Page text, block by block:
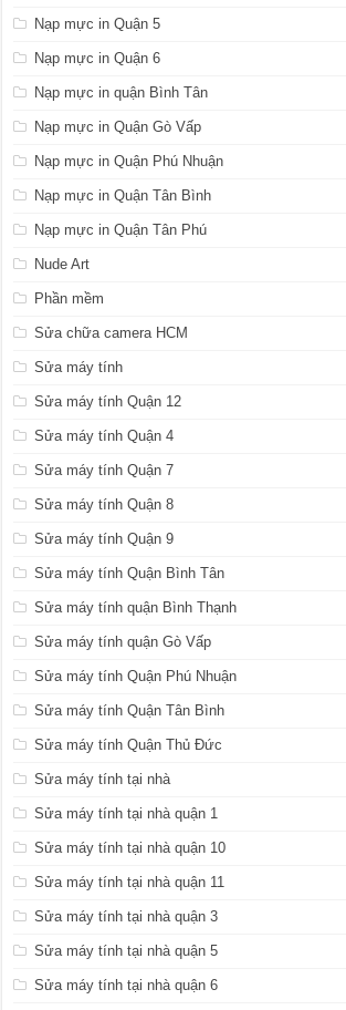
Nạp mực in Quận 5
Nạp mực in Quận 6
Nạp mực in quận Bình Tân
Nạp mực in Quận Gò Vấp
Nạp mực in Quận Phú Nhuận
Nạp mực in Quận Tân Bình
Nạp mực in Quận Tân Phú
Nude Art
Phần mềm
Sửa chữa camera HCM
Sửa máy tính
Sửa máy tính Quận 12
Sửa máy tính Quận 4
Sửa máy tính Quận 7
Sửa máy tính Quận 8
Sửa máy tính Quận 9
Sửa máy tính Quận Bình Tân
Sửa máy tính quận Bình Thạnh
Sửa máy tính quận Gò Vấp
Sửa máy tính Quận Phú Nhuận
Sửa máy tính Quận Tân Bình
Sửa máy tính Quận Thủ Đức
Sửa máy tính tại nhà
Sửa máy tính tại nhà quận 1
Sửa máy tính tại nhà quận 10
Sửa máy tính tại nhà quận 11
Sửa máy tính tại nhà quận 3
Sửa máy tính tại nhà quận 5
Sửa máy tính tại nhà quận 6